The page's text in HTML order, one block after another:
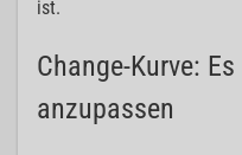
ist.
Change-Kurve:
anzupassen